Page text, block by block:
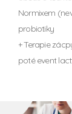
Normixem
probiotiky
+ Terapie
poté event